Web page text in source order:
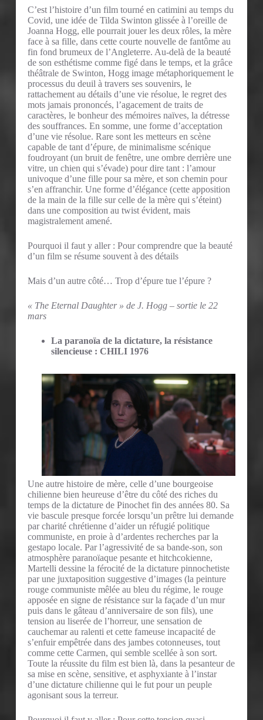
C’est l’histoire d’un film tourné en catimini au temps du
Covid, une idée de Tilda Swinton glissée à l’oreille de
Joanna Hogg, elle pourrait jouer les deux rôles, la mère
face à sa fille, dans cette courte nouvelle de fantôme au
fin fond brumeux de l’Angleterre. Au-delà de la beauté
de son esthétisme comme figé dans le temps, et la grâce
théâtrale de Swinton, Hogg image métaphoriquement le
processus du deuil à travers ses souvenirs, le
rattachement au détails d’une vie résolue, le regret des
mots jamais prononcés, l’agacement de traits de
caractères, le bonheur des mémoires naïves, la détresse
des souffrances. En somme, une forme d’acceptation
d’une vie résolue. Rare sont les metteurs en scène
capable de tant d’épure, de minimalisme scénique
foudroyant (un bruit de fenêtre, une ombre derrière une
vitre, un chien qui s’évade) pour dire tant : l’amour
univoque d’une fille pour sa mère, et son chemin pour
s’en affranchir. Une forme d’élégance (cette apposition
de la main de la fille sur celle de la mère qui s’éteint)
dans une composition au twist évident, mais
magistralement amené.
Pourquoi il faut y aller : Pour comprendre que la beauté
d’un film se résume souvent à des détails
Mais d’un autre côté… Trop d’épure tue l’épure ?
« The Eternal Daughter » de J. Hogg – sortie le 22
mars
La paranoïa de la dictature, la résistance
silencieuse : CHILI 1976
Une autre histoire de mère, celle d’une bourgeoise
chilienne bien heureuse d’être du côté des riches du
temps de la dictature de Pinochet fin des années 80. Sa
vie bascule presque forcée lorsqu’un prêtre lui demande
par charité chrétienne d’aider un réfugié politique
communiste, en proie à d’ardentes recherches par la
gestapo locale. Par l’agressivité de sa bande-son, son
atmosphère paranoïaque pesante et hitchcokienne,
Martelli dessine la férocité de la dictature pinnochetiste
par une juxtaposition suggestive d’images (la peinture
rouge communiste mêlée au bleu du régime, le rouge
apposée en signe de résistance sur la façade d’un mur
puis dans le gâteau d’anniversaire de son fils), une
tension au liserée de l’horreur, une sensation de
cauchemar au ralenti et cette fameuse incapacité de
s’enfuir empêtrée dans des jambes cotonneuses, tout
comme cette Carmen, qui semble scellée à son sort.
Toute la réussite du film est bien là, dans la pesanteur de
sa mise en scène, sensitive, et asphyxiante à l’instar
d’une dictature chilienne qui le fut pour un peuple
agonisant sous la terreur.